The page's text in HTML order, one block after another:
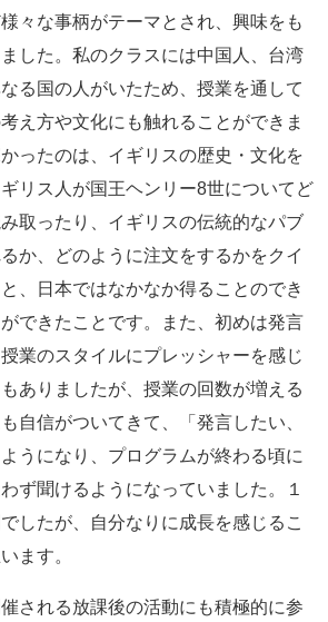
々な事柄がテーマとされ、興味をも
した。私のクラスには中国人、台湾
る国の人がいたため、授業を通して
え方や文化にも触れる ことができま
ったのは、イギリスの歴史・文化を
リス人が国王ヘンリー8世について ど
取ったり、イギリスの伝統的なパブ
か、どのように注文をするかをクイ
、日本ではなかなか得ることのでき
できたことです。また、初めは発言
業のスタイルにプレッシャーを感じ
ありましたが、授業の回数が増える
自信がついてきて、「発言したい、
うになり、プログラムが終わる頃に
ず聞けるようになっていました。１
したが、自分なりに成長を感じるこ
ます。
される放課後の活動にも積極的に参